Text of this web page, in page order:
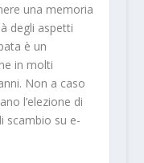
una memoria
degli aspetti
è un
in molti
Non a caso
l’elezione di
scambio su e-